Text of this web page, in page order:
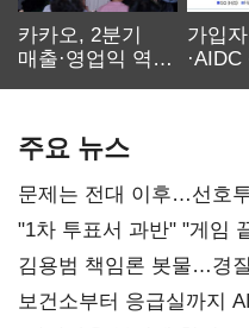
카카오, 2분기
매출·영업익 역대
가입
주요 뉴스
문제는 전대 이후…선호
불복'
"1차 투표서 과반" "게임
김용범 책임론 봇물…경
보건소부터 응급실까지